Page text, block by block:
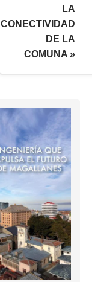
LA
CONECTIVIDAD
DE LA
COMUNA »